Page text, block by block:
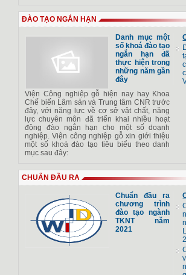
ĐÀO TẠO NGẮN HẠN
Danh mục một
số khoá đào tạo
ngắn hạn đã
thực hiện trong
những năm gần
đây
Viện Công nghiệp gỗ hiện nay hay Khoa
Chế biến Lâm sản và Trung tâm CNR trước
đây, với năng lực về cơ sở vật chất, năng
lực chuyên môn đã triển khai nhiều hoạt
động đào ngắn hạn cho một số doạnh
nghiệp. Viện công nghiệp gỗ xin giới thiệu
một số khoá đào tạo tiêu biểu theo danh
mục sau đây:
CHUẨN ĐẦU RA
Chuẩn đầu ra
chương trình
đào tạo ngành
TKNT năm
2021